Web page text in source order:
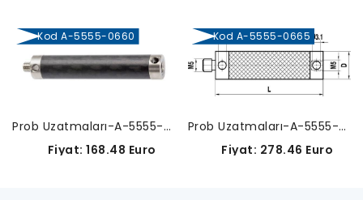
Kod A-5555-0660
Prob Uzatmaları-A-5555-0660
Fiyat: 168.48 Euro
Kod A-5555-0665
Prob Uzatmaları-A-5555-0665
Fiyat: 278.46 Euro